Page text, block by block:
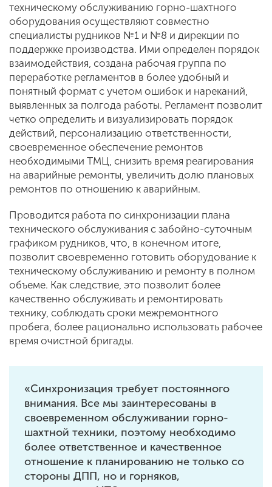
техническому обслуживанию горно-шахтного
оборудования осуществляют совместно
специалисты рудников №1 и №8 и дирекции по
поддержке производства. Ими определен порядок
взаимодействия, создана рабочая группа по
переработке регламентов в более удобный и
понятный формат с учетом ошибок и нареканий,
выявленных за полгода работы. Регламент позволит
четко определить и визуализировать порядок
действий, персонализацию ответственности,
своевременное обеспечение ремонтов
необходимыми ТМЦ, снизить время реагирования
на аварийные ремонты, увеличить долю плановых
ремонтов по отношению к аварийным.
Проводится работа по синхронизации плана
технического обслуживания с забойно-суточным
графиком рудников, что, в конечном итоге,
позволит своевременно готовить оборудование к
техническому обслуживанию и ремонту в полном
объеме. Как следствие, это позволит более
качественно обслуживать и ремонтировать
технику, соблюдать сроки межремонтного
пробега, более рационально использовать рабочее
время очистной бригады.
«Синхронизация требует постоянного
внимания. Все мы заинтересованы в
своевременном обслуживании горно-
шахтной техники, поэтому необходимо
более ответственное и качественное
отношение к планированию не только со
стороны ДПП, но и горняков,